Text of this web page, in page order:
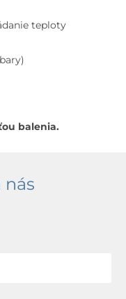
teploty
balenia.
nás